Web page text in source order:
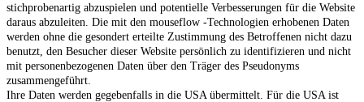
stichprobenartig abzuspielen und potentielle Verbesserungen für die Website
daraus abzuleiten. Die mit den mouseflow -Technologien erhobenen Daten
werden ohne die gesondert erteilte Zustimmung des Betroffenen nicht dazu
benutzt, den Besucher dieser Website persönlich zu identifizieren und nicht
mit personenbezogenen Daten über den Träger des Pseudonyms
zusammengeführt.
Ihre Daten werden gegebenfalls in die USA übermittelt. Für die USA ist